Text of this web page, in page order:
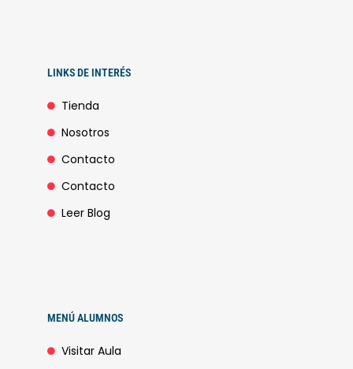
LINKS DE INTERÉS
Tienda
Nosotros
Contacto
Contacto
Leer Blog
MENÚ ALUMNOS
Visitar Aula